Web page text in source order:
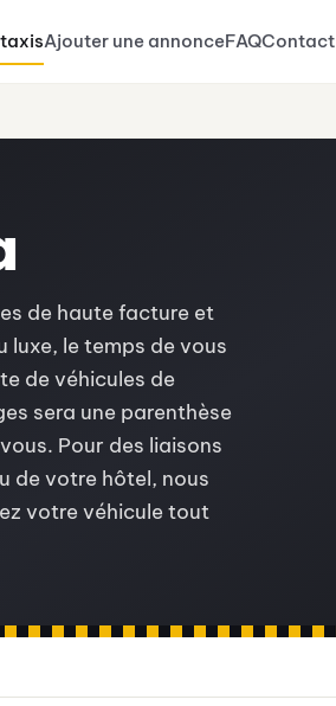
Ajouter une annonceFAQContact
de haute facture et
luxe, le temps de vous
de véhicules de
sera une parenthèse
Pour des liaisons
de votre hôtel, nous
votre véhicule tout